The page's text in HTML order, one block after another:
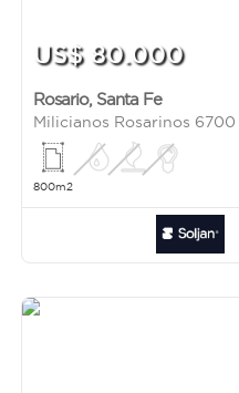
US$ 80.000
Rosario, Santa Fe
800m2